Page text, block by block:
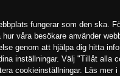
fungerar som den ska.
våra besökare använder
genom att hjälpa dig hitta
inställningar. Välj "Tillåt alla
cookieinställningar. Läs mer i